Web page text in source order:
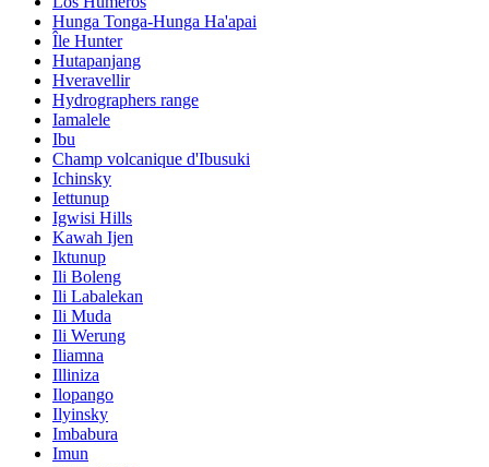
Hunga Tonga-Hunga Ha'apai
Île Hunter
Hutapanjang
Hveravellir
Hydrographers range
Iamalele
Ibu
Champ volcanique d'Ibusuki
Ichinsky
Iettunup
Igwisi Hills
Kawah Ijen
Iktunup
Ili Boleng
Ili Labalekan
Ili Muda
Ili Werung
Iliamna
Illiniza
Ilopango
Ilyinsky
Imbabura
Imun